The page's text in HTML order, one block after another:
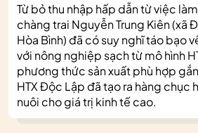
Từ bỏ thu nhập hấp dẫn từ việc
chàng trai Nguyễn Trung Kiên (xã
Hòa Bình) đã có suy nghĩ táo bạo
với nông nghiệp sạch từ mô hình
phương thức sản xuất phù hợp
HTX Độc Lập đã tạo ra hàng chục
nuôi cho giá trị kinh tế cao.